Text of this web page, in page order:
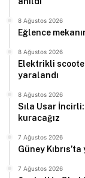
8 Ağustos 2026
Eğlence
8 Ağustos 2026
Elektrikli
yaralandı
8 Ağustos 2026
Sıla Usar
kuracağız
7 Ağustos 2026
Güney
7 Ağustos 2026